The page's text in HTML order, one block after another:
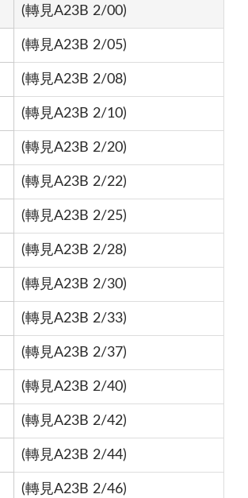
(轉見A23B 2/00)
(轉見A23B 2/05)
(轉見A23B 2/08)
(轉見A23B 2/10)
(轉見A23B 2/20)
(轉見A23B 2/22)
(轉見A23B 2/25)
(轉見A23B 2/28)
(轉見A23B 2/30)
(轉見A23B 2/33)
(轉見A23B 2/37)
(轉見A23B 2/40)
(轉見A23B 2/42)
(轉見A23B 2/44)
(轉見A23B 2/46)